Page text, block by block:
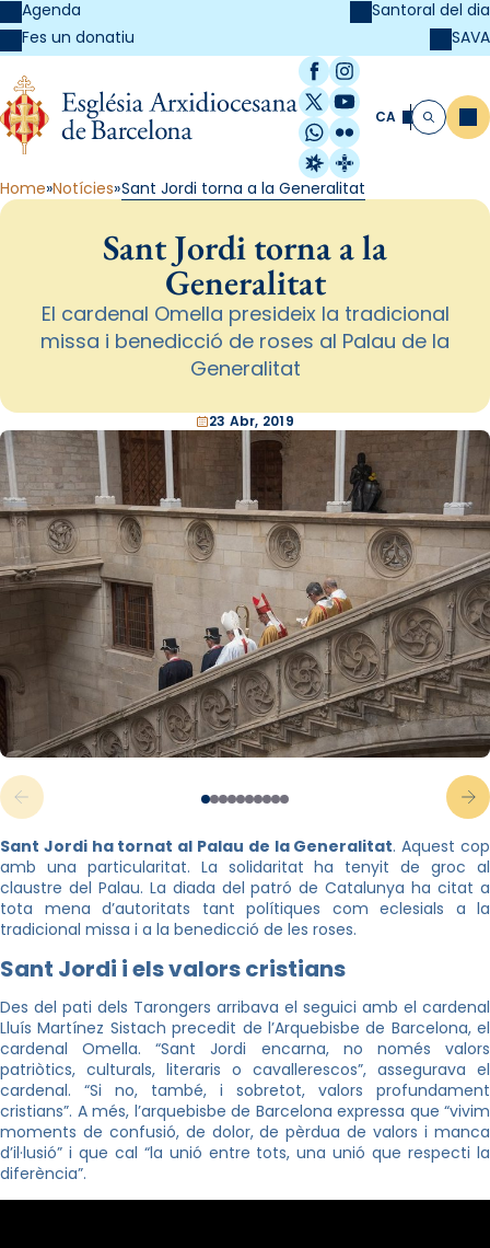
Agenda
Fes un donatiu
Santoral del dia
SAVA
Facebook
Instagram
X / Twitter
YouTube
WhatsApp
Flickr
Radio Estel
Catalunya
CA Cerca
Home Notícies Sant Jordi torna a la Generalitat
Sant Jordi torna a la
Generalitat
El cardenal Omella presideix la tradicional
missa i benedicció de roses al Palau de la
Generalitat
23 Abr, 2019
Sant Jordi ha tornat al Palau de la Generalitat. Aquest cop
amb una particularitat. La solidaritat ha tenyit de groc al
claustre del Palau. La diada del patró de Catalunya ha citat a
tota mena d’autoritats tant polítiques com eclesials a la
tradicional missa i a la benedicció de les roses.
Sant Jordi i els valors cristians
Des del pati dels Tarongers arribava el seguici amb el cardenal
Lluís Martínez Sistach precedit de l’Arquebisbe de Barcelona, el
cardenal Omella. “Sant Jordi encarna, no només valors
patriòtics, culturals, literaris o cavallerescos”, assegurava el
cardenal. “Si no, també, i sobretot, valors profundament
cristians”. A més, l’arquebisbe de Barcelona expressa que “vivim
moments de confusió, de dolor, de pèrdua de valors i manca
d’il·lusió” i que cal “la unió entre tots, una unió que respecti la
diferència”.